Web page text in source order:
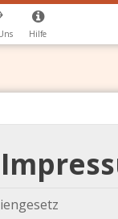
Hilfe